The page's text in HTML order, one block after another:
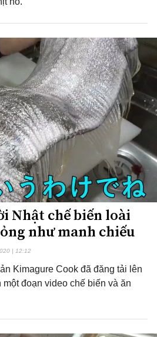
Nhật chế biến loài
như manh chiếu
| 12:12
Kimagure Cook đã đăng tải lên
một đoạn video chế biến và ăn